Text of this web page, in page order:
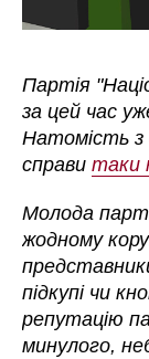
Партія
за цей час
Натомість
справитаки
Молода
жодному
підкупі чи
репутацію
минулого,